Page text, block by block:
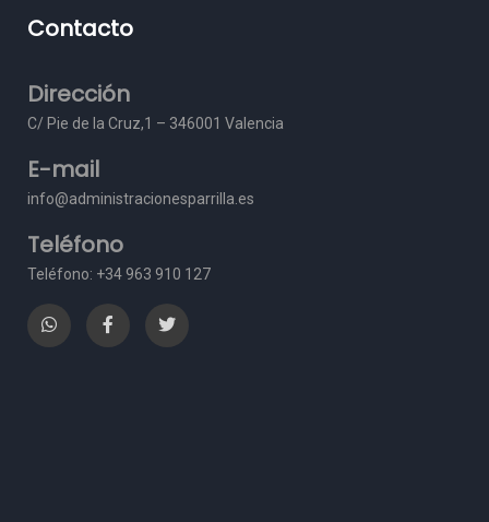
Contacto
Dirección
C/ Pie de la Cruz,1 – 346001 Valencia
E-mail
info@administracionesparrilla.es
Teléfono
Teléfono: +34 963 910 127